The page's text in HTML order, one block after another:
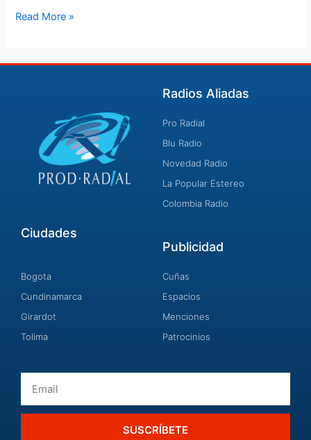
Read More »
Radios Aliadas
Pro Radial
Blu Radio
Novedad Radio
La Popular Estereo
Colombia Radio
Ciudades
Bogota
Cundinamarca
Girardot
Tolima
Publicidad
Cuñas
Espacios
Menciones
Patrocinios
SUSCRÍBETE